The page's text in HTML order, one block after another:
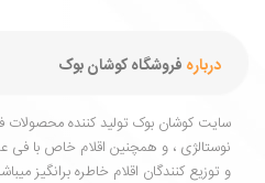
فروشگاه کوشان بوک
کوشان بوک تولید کننده محصولات
، و همچنین اقلام خاص با فی عمده
کنندگان اقلام خاطره برانگیز میباشد،